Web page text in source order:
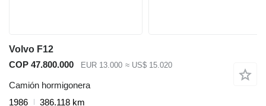
Volvo F12
COP 47.800.000
EUR 13.000 ≈ US$ 15.020
Camión hormigonera
1986
386.118 km